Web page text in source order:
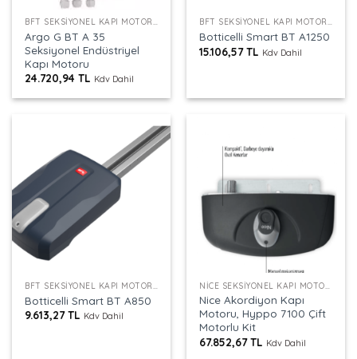
BFT SEKSIYONEL KAPI MOTORU
Argo G BT A 35
Seksiyonel Endüstriyel
Kapı Motoru
24.720,94TL Kdv Dahil
BFT SEKSIYONEL KAPI MOTORU
Botticelli Smart BT A1250
15.106,57TL Kdv Dahil
BFT SEKSIYONEL KAPI MOTORU
Botticelli Smart BT A850
9.613,27TL Kdv Dahil
NICE SEKSIYONEL KAPI MOTORU
Nice Akordiyon Kapı
Motoru, Hyppo 7100 Çift
Motorlu Kit
67.852,67TL Kdv Dahil